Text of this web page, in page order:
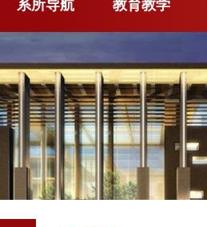
力学系
科学计算与工程
智能系
航空航天工程系
能源与资源工程
系
本科生教育
研究生教育
专业学位研究生
教育
境外学习
留学生
系所导航 教育教学